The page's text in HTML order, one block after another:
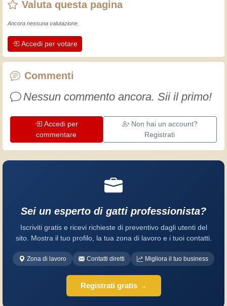
fatto un sacco di esperienze.
L'esperienza insegna! Tiene attivi e
artigiani professionisti mettono nel loro
lavoro. Impariamo insieme, ogni giorno
è una occasione per migliorare. Buon
Valuta questa pagina
Ancora nessuna valutazione.
Accedi per votare
Commenti
Nessun commento ancora. Sii il primo!
Accedi per
commentare
Non hai un account?
Registrati
Sei un esperto di gatti professionista?
Iscriviti gratis e ricevi richieste di preventivo dagli utenti del
sito. Mostra il tuo profilo, la tua zona di lavoro e i tuoi contatti.
Zona di lavoro Contatti diretti Migliora il tuo business
Registrati gratis →